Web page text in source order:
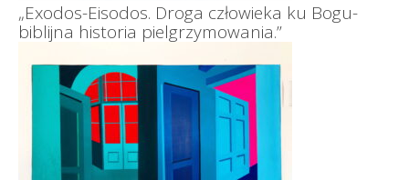
„Exodos-Eisodos. Droga człowieka ku Bogu-
biblijna historia pielgrzymowania.”